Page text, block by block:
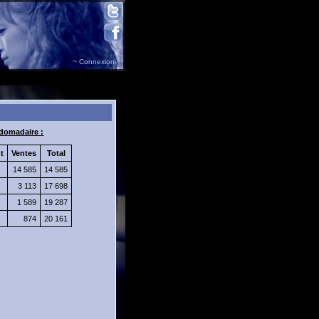
~ Connexion ~
:
Ventes
Total
14 585
14 585
3 113
17 698
1 589
19 287
874
20 161